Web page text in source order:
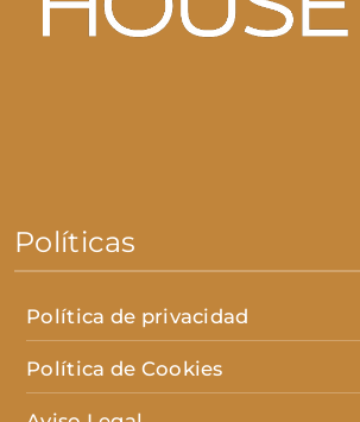
Políticas
Política de privacidad
Política de Cookies